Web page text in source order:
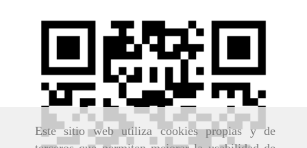
Este sitio web utiliza cookies propias y de